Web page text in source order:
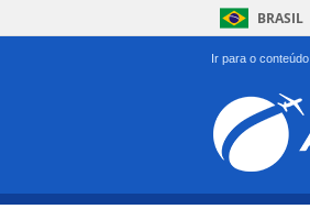
Ir para o conteúdo
BRASIL